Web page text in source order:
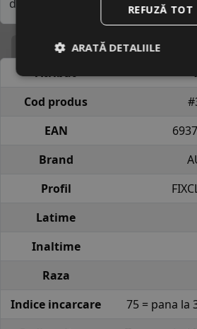
distanțe anuale considerabile.
Specificatii
Atribut
Cod produs
EAN
Brand
Profil
Latime
Inaltime
Raza
Indice incarcare
75 = pana la
REFUZĂ TOT
ARATĂ DETALIILE